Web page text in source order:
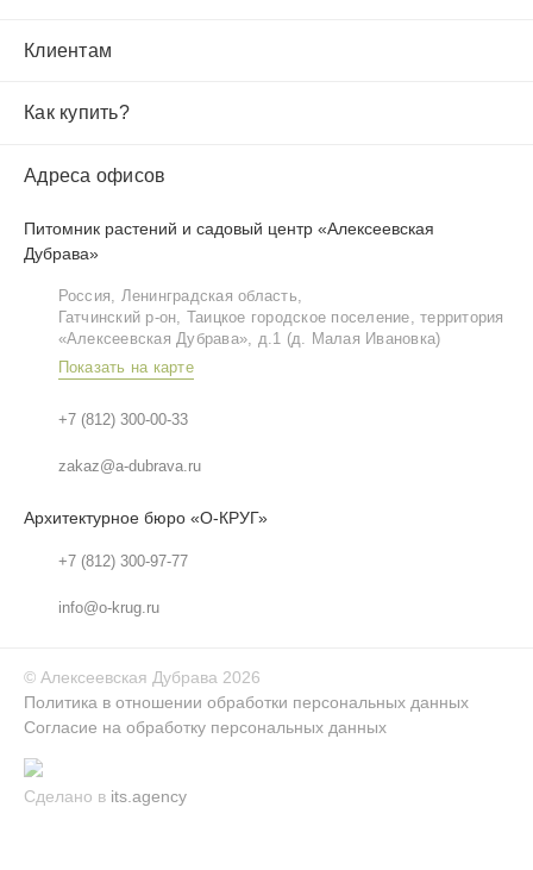
Клиентам
Как купить?
Адреса офисов
Питомник растений и садовый центр «Алексеевская
Дубрава»
Россия, Ленинградская область,
Гатчинский р‑он, Таицкое городское поселение, территория
«Алексеевская Дубрава», д.1 (д. Малая Ивановка)
Показать на карте
+7 (812) 300-00-33
zakaz@a-dubrava.ru
Архитектурное бюро «О-КРУГ»
+7 (812) 300-97-77
info@o-krug.ru
© Алексеевская Дубрава 2026
Политика в отношении обработки персональных данных
Согласие на обработку персональных данных
Сделано в its.agency